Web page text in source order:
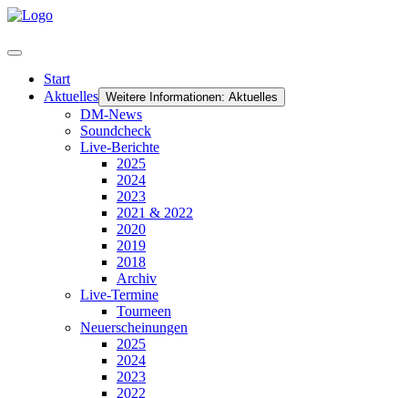
Start
Aktuelles Weitere Informationen: Aktuelles
DM-News
Soundcheck
Live-Berichte
2025
2024
2023
2021 & 2022
2020
2019
2018
Archiv
Live-Termine
Tourneen
Neuerscheinungen
2025
2024
2023
2022